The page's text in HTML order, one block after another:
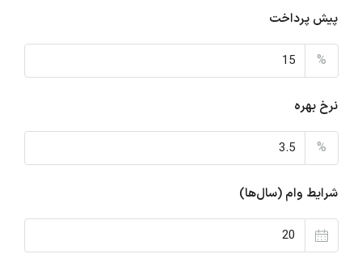
پیش پرداخت
%
نرخ بهره
%
شرایط وام (سال‌ها)